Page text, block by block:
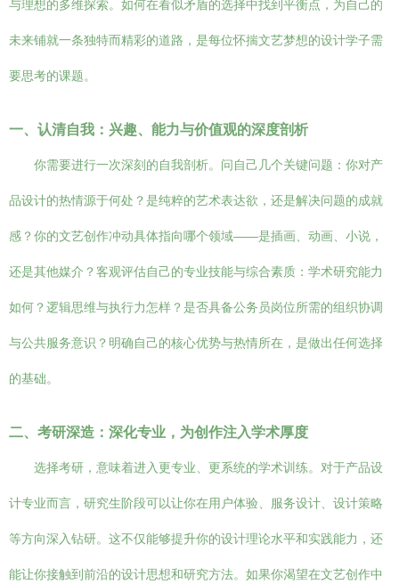
与理想的多维探索。如何在看似矛盾的选择中找到平衡点，为自己的
未来铺就一条独特而精彩的道路，是每位怀揣文艺梦想的设计学子需
要思考的课题。
一、认清自我：兴趣、能力与价值观的深度剖析
你需要进行一次深刻的自我剖析。问自己几个关键问题：你对产
品设计的热情源于何处？是纯粹的艺术表达欲，还是解决问题的成就
感？你的文艺创作冲动具体指向哪个领域——是插画、动画、小说，
还是其他媒介？客观评估自己的专业技能与综合素质：学术研究能力
如何？逻辑思维与执行力怎样？是否具备公务员岗位所需的组织协调
与公共服务意识？明确自己的核心优势与热情所在，是做出任何选择
的基础。
二、考研深造：深化专业，为创作注入学术厚度
选择考研，意味着进入更专业、更系统的学术训练。对于产品设
计专业而言，研究生阶段可以让你在用户体验、服务设计、设计策略
等方向深入钻研。这不仅能够提升你的设计理论水平和实践能力，还
能让你接触到前沿的设计思想和研究方法。如果你渴望在文艺创作中